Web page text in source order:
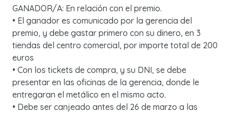
GANADOR/A: En relación con el premio.
• El ganador es comunicado por la gerencia del
premio, y debe gastar primero con su dinero, en 3
tiendas del centro comercial, por importe total de 200
euros
• Con los tickets de compra, y su DNI, se debe
presentar en las oficinas de la gerencia, donde le
entregaran el metálico en el mismo acto.
• Debe ser canjeado antes del 26 de marzo a las